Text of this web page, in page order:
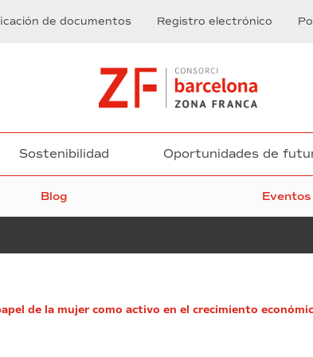
de documentos Registro electrónico
Sostenibilidad Oportunidades de
Blog Eventos
de la mujer como activo en el crecimiento
reclama